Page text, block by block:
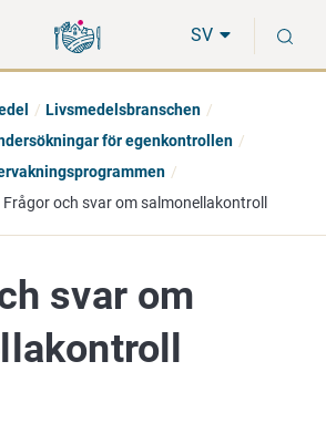
direkt
till
på
hela
SV
Livsmedelsbranschen
för egenkontrollen
Frågor och svar om salmonellakontroll
svar om